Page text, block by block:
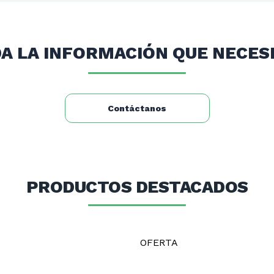
LA INFORMACIÓN QUE
Contáctanos
PRODUCTOS DESTACADOS
OFERTA